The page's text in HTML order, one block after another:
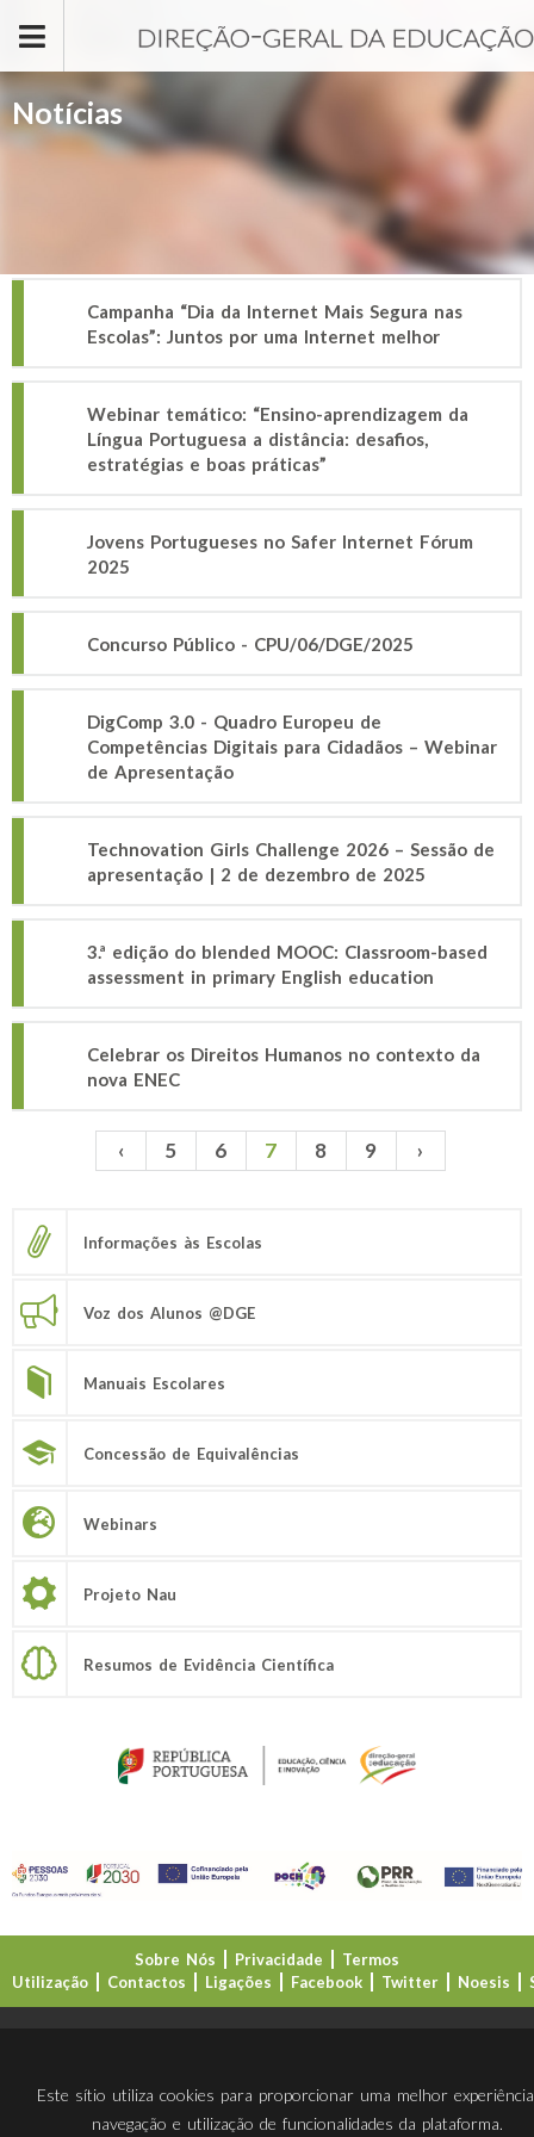
Notícias
Campanha “Dia da Internet Mais Segura nas
Escolas”: Juntos por uma Internet melhor
Webinar temático: “Ensino-aprendizagem da
Língua Portuguesa a distância: desafios,
estratégias e boas práticas”
Jovens Portugueses no Safer Internet Fórum
2025
Concurso Público - CPU/06/DGE/2025
DigComp 3.0 - Quadro Europeu de
Competências Digitais para Cidadãos – Webinar
de Apresentação
Technovation Girls Challenge 2026 – Sessão de
apresentação | 2 de dezembro de 2025
3.ª edição do blended MOOC: Classroom-based
assessment in primary English education
Celebrar os Direitos Humanos no contexto da
nova ENEC
Páginas ‹ 5 6 7 8 9 ›
Informações às Escolas
Voz dos Alunos @DGE
Manuais Escolares
Concessão de Equivalências
Webinars
Projeto Nau
Resumos de Evidência Científica
Sobre Nós Privacidade
Termos
Utilização
Contactos Ligações Facebook Twitter Noesis
Este sítio utiliza cookies para proporcionar uma melhor
navegação e utilização de funcionalidades da plataforma.